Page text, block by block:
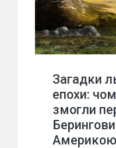
Загадки
епохи:
змогли
Америкою